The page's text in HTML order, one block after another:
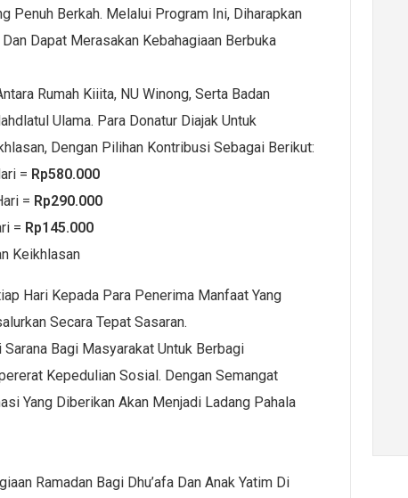
Penuh Berkah. Melalui Program Ini, Diharapkan
Dapat Merasakan Kebahagiaan Berbuka
Rumah Kiiita, NU Winong, Serta Badan
Ulama. Para Donatur Diajak Untuk
Dengan Pilihan Kontribusi Sebagai Berikut:
= Rp580.000
= Rp290.000
= Rp145.000
Keikhlasan
Hari Kepada Para Penerima Manfaat Yang
Secara Tepat Sasaran.
Bagi Masyarakat Untuk Berbagi
Kepedulian Sosial. Dengan Semangat
Yang Diberikan Akan Menjadi Ladang Pahala
Ramadan Bagi Dhu’afa Dan Anak Yatim Di